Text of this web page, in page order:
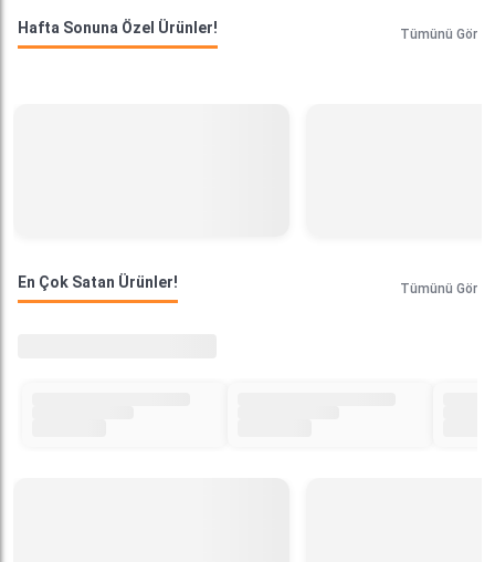
Hafta Sonuna Özel Ürünler! Tümünü Gör
En Çok Satan Ürünler! Tümünü Gör